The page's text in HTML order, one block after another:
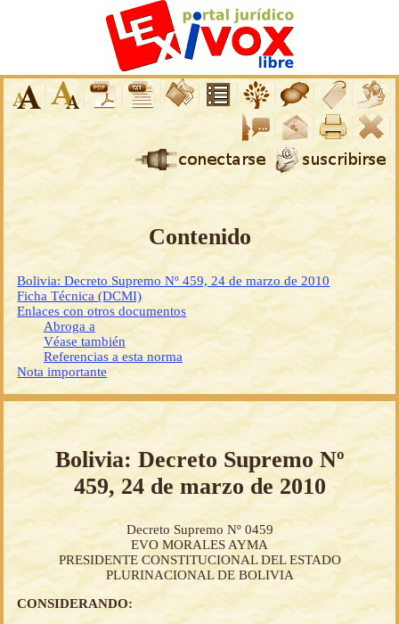
Contenido
Bolivia: Decreto Supremo Nº 459, 24 de marzo de 2010
Ficha Técnica (DCMI)
Enlaces con otros documentos
Abroga a
Véase también
Referencias a esta norma
Nota importante
Bolivia: Decreto Supremo Nº
459, 24 de marzo de 2010
Decreto Supremo Nº 0459
EVO MORALES AYMA
PRESIDENTE CONSTITUCIONAL DEL ESTADO
PLURINACIONAL DE BOLIVIA
CONSIDERANDO: